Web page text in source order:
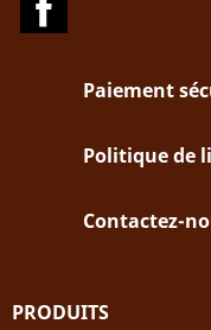
Paiement
Politique de
Contactez-
PRODUITS